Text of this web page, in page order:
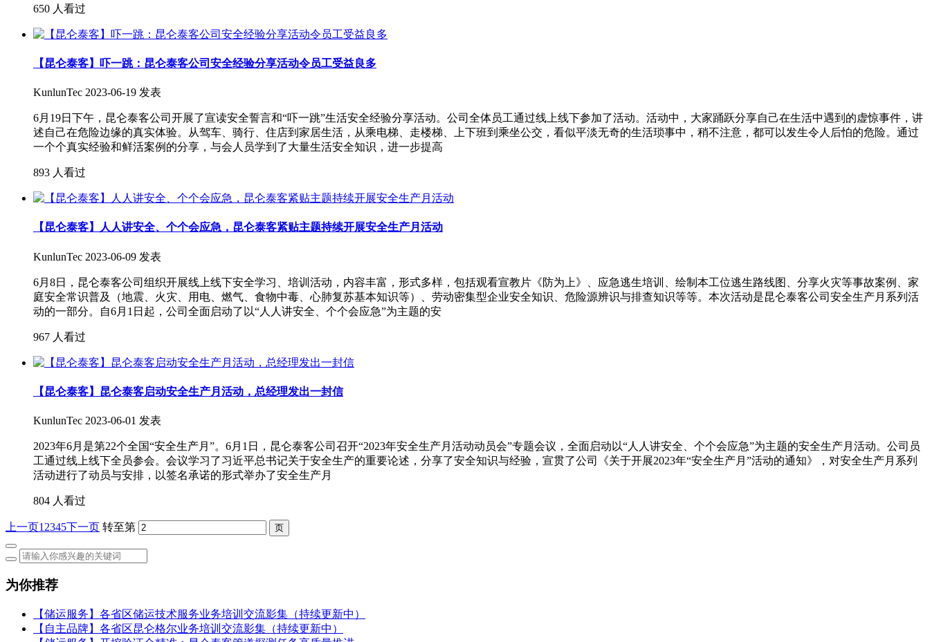
650 人看过
【昆仑泰客】吓一跳：昆仑泰客公司安全经验分享活动令员工受益良多
KunlunTec 2023-06-19 发表
6月19日下午，昆仑泰客公司开展了宣读安全誓言和“吓一跳”生活安全经验分享活动。公司全体员工通过线上线下参加了活动。活动中，大家踊跃分享自己在生活中遇到的虚惊事件，讲
述自己在危险边缘的真实体验。从驾车、骑行、住店到家居生活，从乘电梯、走楼梯、上下班到乘坐公交，看似平淡无奇的生活琐事中，稍不注意，都可以发生令人后怕的危险。通过
一个个真实经验和鲜活案例的分享，与会人员学到了大量生活安全知识，进一步提高
893 人看过
【昆仑泰客】人人讲安全、个个会应急，昆仑泰客紧贴主题持续开展安全生产月活动
KunlunTec 2023-06-09 发表
6月8日，昆仑泰客公司组织开展线上线下安全学习、培训活动，内容丰富，形式多样，包括观看宣教片《防为上》、应急逃生培训、绘制本工位逃生路线图、分享火灾等事故案例、家
庭安全常识普及（地震、火灾、用电、燃气、食物中毒、心肺复苏基本知识等）、劳动密集型企业安全知识、危险源辨识与排查知识等等。本次活动是昆仑泰客公司安全生产月系列活
动的一部分。自6月1日起，公司全面启动了以“人人讲安全、个个会应急”为主题的安
967 人看过
【昆仑泰客】昆仑泰客启动安全生产月活动，总经理发出一封信
KunlunTec 2023-06-01 发表
2023年6月是第22个全国“安全生产月”。6月1日，昆仑泰客公司召开“2023年安全生产月活动动员会”专题会议，全面启动以“人人讲安全、个个会应急”为主题的安全生产月活动。公司员
工通过线上线下全员参会。会议学习了习近平总书记关于安全生产的重要论述，分享了安全知识与经验，宣贯了公司《关于开展2023年“安全生产月”活动的通知》，对安全生产月系列
活动进行了动员与安排，以签名承诺的形式举办了安全生产月
804 人看过
上一页1 2345下一页 转至第
为你推荐
【储运服务】各省区储运技术服务业务培训交流影集（持续更新中）
【自主品牌】各省区昆仑格尔业务培训交流影集（持续更新中）